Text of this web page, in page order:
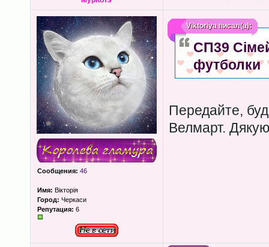
Сообщения: 46
Имя: Вікторія
Город: Черкаси
Репутация: 6
Viktoriyaписал(а):
СП39
футболки
Передайте,
Велмарт.